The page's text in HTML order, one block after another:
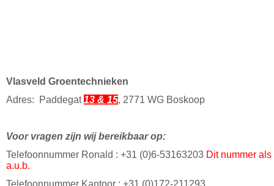
Vlasveld Groentechnieken
Adres: Paddegat13 & 15, 2771 WG Boskoop
Voor vragen zijn wij bereikbaar op:
Telefoonnummer Ronald : +31 (0)6-53163203 Dit nummer
a.u.b.
Telefoonnummer Kantoor : +31 (0)172-211293